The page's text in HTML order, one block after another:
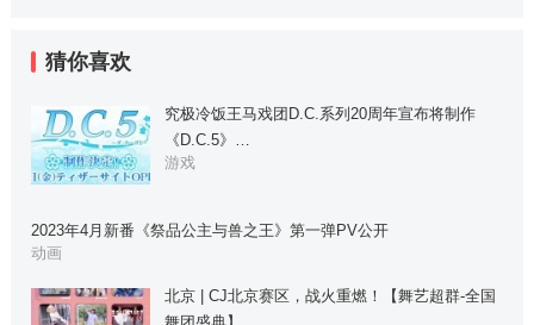
猜你喜欢
究极冷饭王马戏团D.C.系列20周年宣布将制作
《D.C.5》…
游戏
2023年4月新番《祭品公主与兽之王》第一弹PV公开
动画
北京 | CJ北京赛区，战火重燃！【舞艺超群-全国